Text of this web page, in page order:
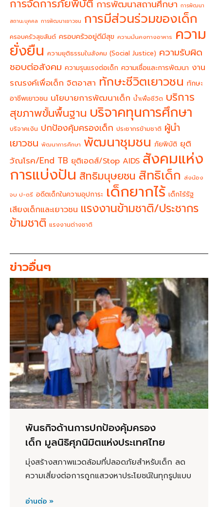
การจัดการภัยพิบัติ การพัฒนาสถานศึกษา การพัฒนา
สถานะบุคคล การพัฒนาเยาวชน การมีส่วนร่วมของเด็ก
ครอบครัวสุขสันต์ ครอบครัวอยู่ดีมีสุข ความมั่นคงทางอาหาร ความ
ยั่งยืน ความยุติธรรมในสังคม (Social Justice) ความรับผิด
ชอบต่อสังคม ความรุนแรงต่อเด็ก ความเชื่อและการพัฒนา งาน
รณรงค์เพื่อเด็ก จิตอาสา ทักษะชีวิตเยาวชน ทักษะ
อาชีพเยาวชน นโยบายการพัฒนาเด็ก น้ำเพื่อชีวิต บริการ
สุขภาพขั้นพื้นฐาน บริจาคทุนการศึกษา
บริจาคเงิน ปกป้องคุ้มครองเด็ก ประชากรข้ามชาติ ผู้นำ
เยาวชน พัฒนาการศึกษา พัฒนาชุมชน ภัยพิบัติ ยุติ
วัณโรค/End TB ยุติเอดส์/Stop AIDS สังคมแห่ง
การแบ่งปัน สิทธิมนุษยชน สิทธิเด็ก ส่งน้อง
จบ ป-ตรี อดีตเด็กในความอุปการะ เด็กยากไร้ เด็กไร้รัฐ
เสียงเด็กและเยาวชน แรงงานข้ามชาติ/ประชากร
ข้ามชาติ แรงงานต่างชาติ
ข่าวอื่นๆ
พันธกิจด้านการปกป้องคุ้มครอง
เด็ก มูลนิธิศุภนิมิตแห่งประเทศไทย
มุ่งสร้างสภาพแวดล้อมที่ปลอดภัยสำหรับเด็ก ลด
ความเสี่ยงต่อการถูกแสวงหาประโยชน์ในทุกรูปแบบ
อ่านต่อ »